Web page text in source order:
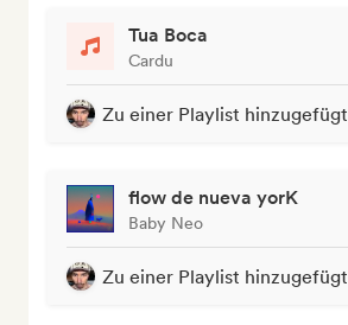
Tua Boca
Cardu
Zu einer Playlist hinzugefügt
flow de nueva yorK
Baby Neo
Zu einer Playlist hinzugefügt